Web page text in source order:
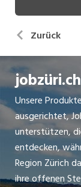
Zurück
Unsere
ausgerichtet,
unterstützen,
entdecken,
Region Zürich
ihre offenen